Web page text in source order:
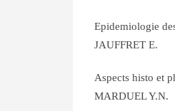
Epidemiologie
JAUFFRET E.
Aspects histo et
MARDUEL Y.N.